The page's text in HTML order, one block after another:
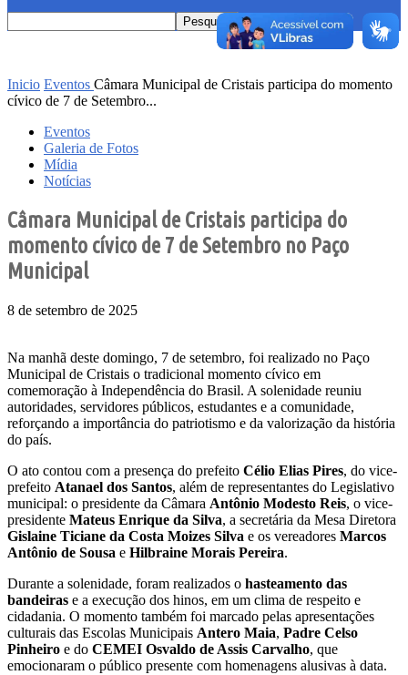
Inicio Eventos Câmara Municipal de Cristais participa do momento
cívico de 7 de Setembro...
Eventos
Galeria de Fotos
Mídia
Notícias
Câmara Municipal de Cristais participa do
momento cívico de 7 de Setembro no Paço
Municipal
8 de setembro de 2025
Na manhã deste domingo, 7 de setembro, foi realizado no Paço
Municipal de Cristais o tradicional momento cívico em
comemoração à Independência do Brasil. A solenidade reuniu
autoridades, servidores públicos, estudantes e a comunidade,
reforçando a importância do patriotismo e da valorização da história
do país.
O ato contou com a presença do prefeito Célio Elias Pires, do vice-
prefeito Atanael dos Santos, além de representantes do Legislativo
municipal: o presidente da Câmara Antônio Modesto Reis, o vice-
presidente Mateus Enrique da Silva, a secretária da Mesa Diretora
Gislaine Ticiane da Costa Moizes Silva e os vereadores Marcos
Antônio de Sousa e Hilbraine Morais Pereira.
Durante a solenidade, foram realizados o hasteamento das
bandeiras e a execução dos hinos, em um clima de respeito e
cidadania. O momento também foi marcado pelas apresentações
culturais das Escolas Municipais Antero Maia, Padre Celso
Pinheiro e do CEMEI Osvaldo de Assis Carvalho, que
emocionaram o público presente com homenagens alusivas à data.